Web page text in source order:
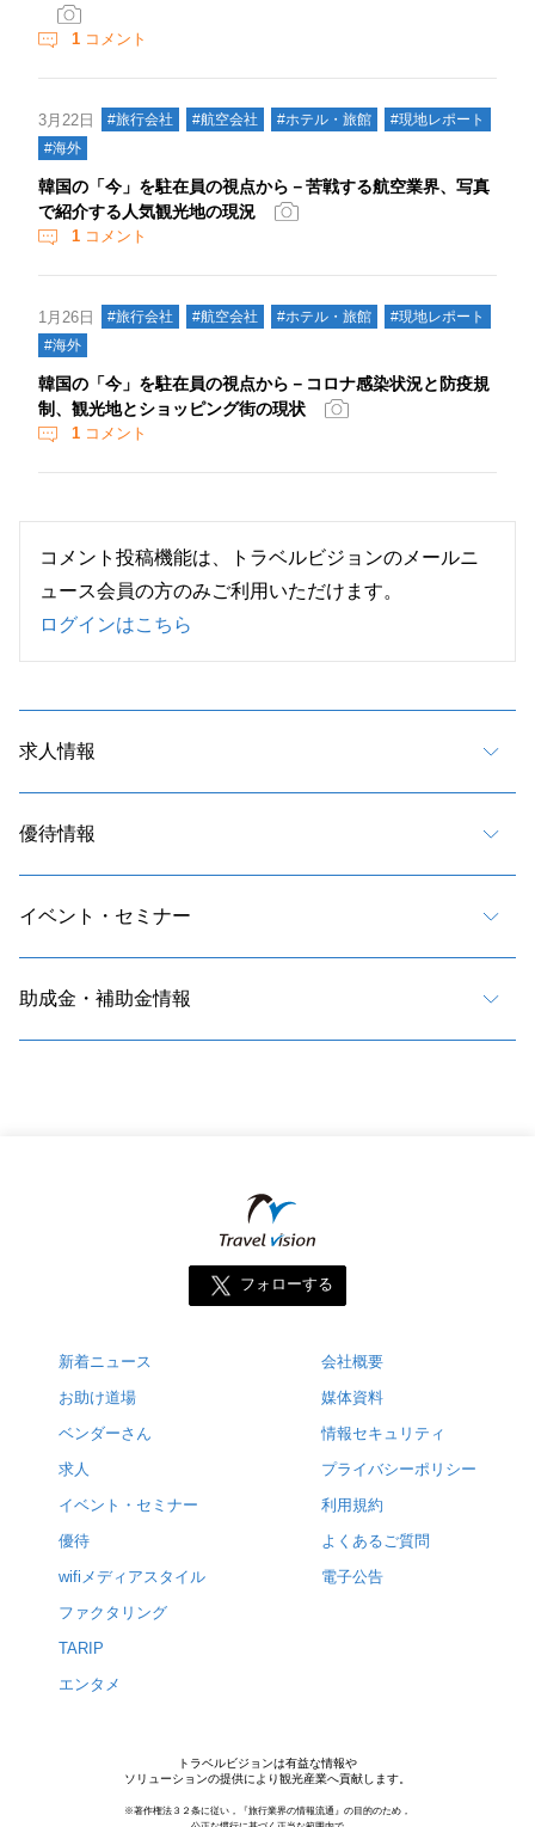
1 コメント
3月22日 #旅行会社 #航空会社 #ホテル・旅館
#現地レポート
#海外
韓国の「今」を駐在員の視点から－苦戦する航空業界、写真
で紹介する人気観光地の現況
1 コメント
1月26日 #旅行会社 #航空会社 #ホテル・旅館
#現地レポート
#海外
韓国の「今」を駐在員の視点から－コロナ感染状況と防疫規
制、観光地とショッピング街の現状
1 コメント
コメント投稿機能は、トラベルビジョンのメールニ
ュース会員の方のみご利用いただけます。
ログインはこちら
求人情報
優待情報
イベント・セミナー
助成金・補助金情報
フォローする
新着ニュース
お助け道場
ベンダーさん
求人
イベント・セミナー
優待
wifiメディアスタイル
ファクタリング
TARIP
エンタメ
会社概要
媒体資料
情報セキュリティ
プライバシーポリシー
利用規約
よくあるご質問
電子公告
トラベルビジョンは有益な情報や
ソリューションの提供により観光産業へ貢献します。
※著作権法３２条に従い，『旅行業界の情報流通』の目的のため，